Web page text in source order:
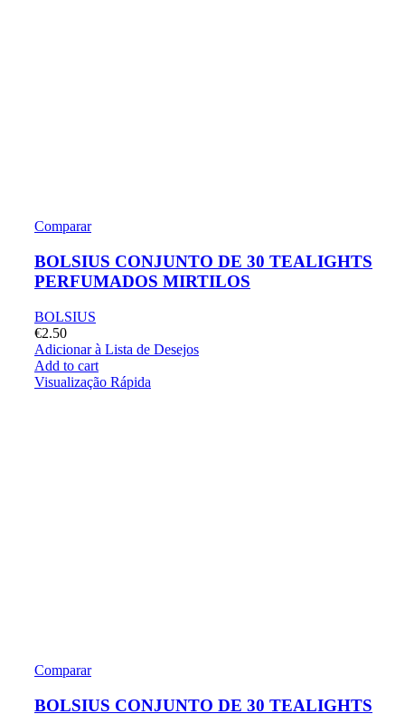
Comparar
BOLSIUS CONJUNTO DE 30 TEALIGHTS
PERFUMADOS MIRTILOS
BOLSIUS
€2.50
Adicionar à Lista de Desejos
Add to cart
Visualização Rápida
Comparar
BOLSIUS CONJUNTO DE 30 TEALIGHTS